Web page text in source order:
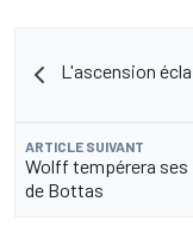
L'ascension
ARTICLE SUIVANT
Wolff tempérera
de Bottas